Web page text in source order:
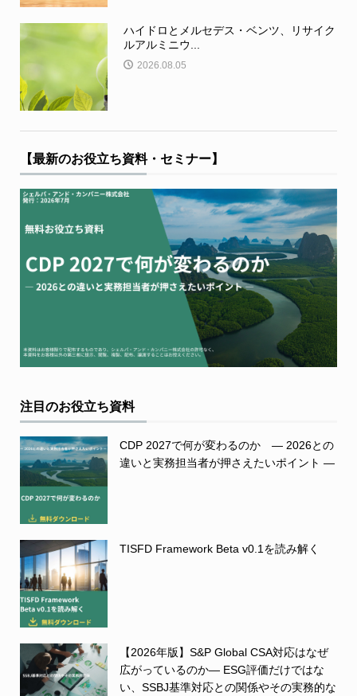
ハイドロとメルセデス・ベンツ、リサイク
ルアルミニウ...
2026.08.05
【最新のお役立ち資料・セミナー】
注目のお役立ち資料
CDP 2027で何が変わるのか ― 2026との
違いと実務担当者が押さえたいポイント ―
TISFD Framework Beta v0.1を読み解く
【2026年版】S&P Global CSA対応はなぜ
広がっているのか― ESG評価だけではな
い、SSBJ基準対応との関係やその実務的な